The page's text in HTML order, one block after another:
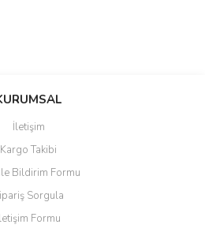
ilk yorumu siz yapın!
veya görüntülenemiyor.
bilgiler bulunuyor.
bulunuyor.
daha pahalı.
İletişim
Kargo Takibi
Bildirim Formu
Sorgula
Formu